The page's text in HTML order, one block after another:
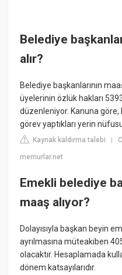
Belediye
alır?
Belediye başkanlarının
üyelerinin özlük hakları
düzenleniyor. Kanuna göre,
görev yaptıkları yerin
Kaynak kaldırma talebi |
memurlar.net
Emekli belediye
maaş alıyor?
Dolayısıyla başkan beyin
ayrılmasına müteakiben
olacaktır. Hesaplamada
dönem katsayılarıdır.